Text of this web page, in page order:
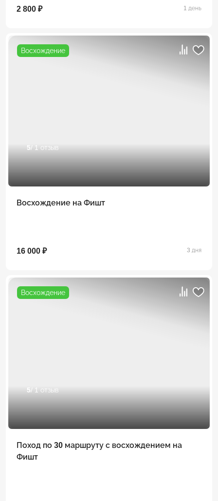
2 800 ₽ 1 день
Восхождение
5/ 1 отзыв
Восхождение на Фишт
16 000 ₽ 3 дня
Восхождение
5/ 1 отзыв
Поход по 30 маршруту с восхождением на
Фишт